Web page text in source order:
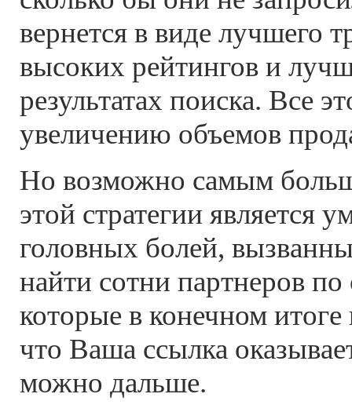
вернется в виде лучшего
высоких рейтингов и
результатах поиска. Все
увеличению объемов
Но возможно самым
этой стратегии является
головных болей,
найти сотни партнеров
которые в конечном
что Ваша ссылка
можно дальше.